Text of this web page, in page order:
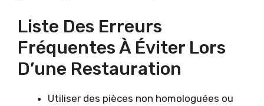
Liste Des Erreurs
Fréquentes À Éviter Lors
D’une Restauration
Utiliser des pièces non homologuées ou